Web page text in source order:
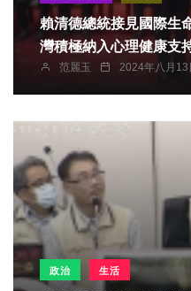
賴清德總統接見國際
灣積極納入心理健康支
范麗玉 2024年八月13
政治 生活